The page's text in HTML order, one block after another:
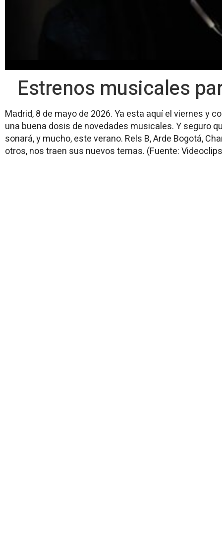
Estrenos musicales
Madrid, 8 de mayo de 2026. Ya esta aquí el viernes y
una buena dosis de novedades musicales. Y seguro
sonará, y mucho, este verano. Rels B, Arde Bogotá,
otros, nos traen sus nuevos temas. (Fuente: